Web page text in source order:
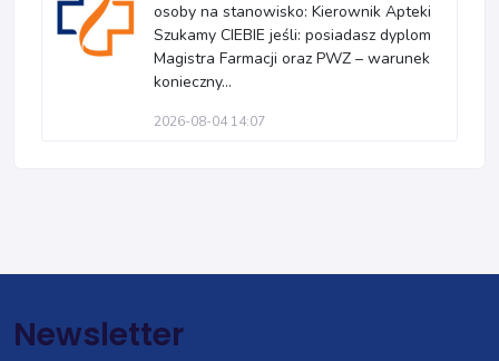
osoby na stanowisko: Kierownik Apteki
Szukamy CIEBIE jeśli: posiadasz dyplom
Magistra Farmacji oraz PWZ – warunek
konieczny...
2026-08-04 14:07
Newsletter